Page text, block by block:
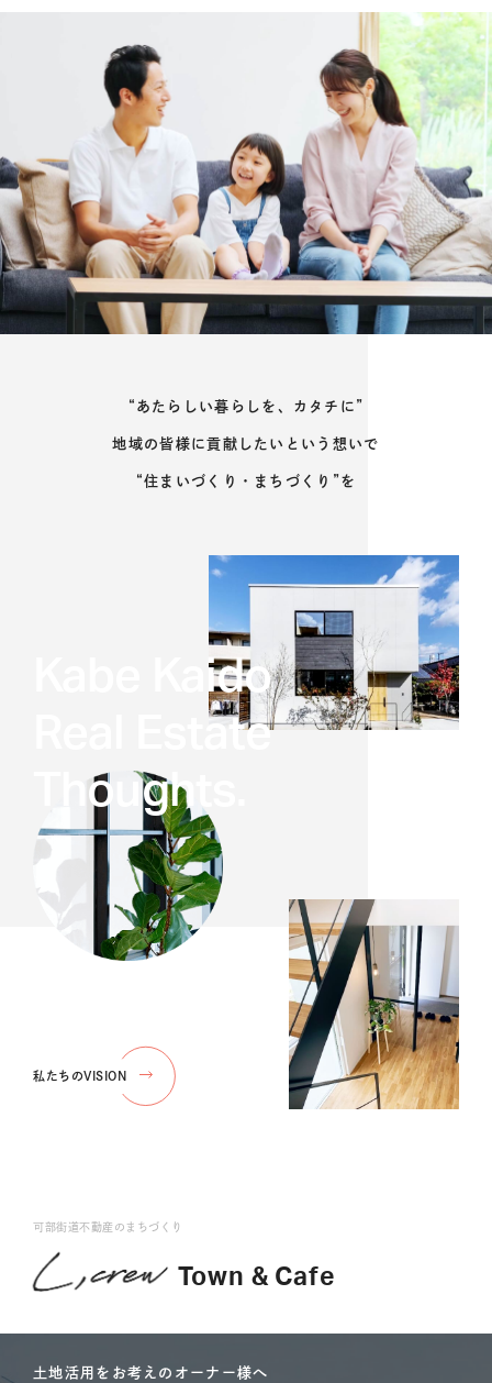
“あたらしい暮らしを、カタチに”
地域の皆様に貢献したいという想いで
“住まいづくり・まちづくり”を
Kabe Kaido
Real Estate
Thoughts.
私たちのVISION
Town & Cafe
可部街道不動産のまちづくり
土地活用をお考えのオーナー様へ